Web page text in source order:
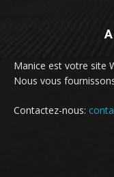
Manice est votre site
Nous vous
Contactez-nous: